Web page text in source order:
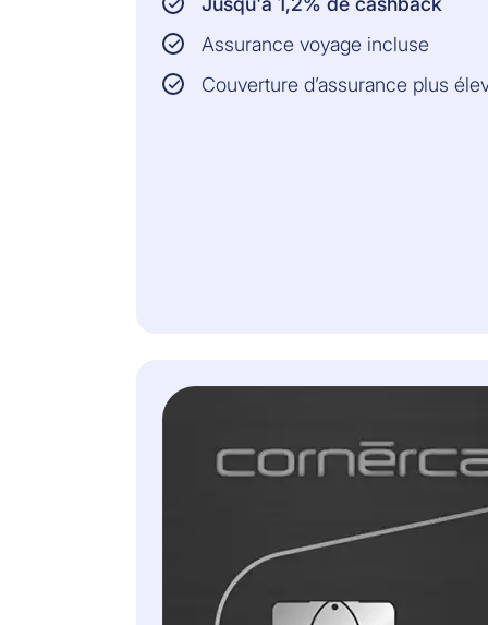
Assurance voyage incluse
Couverture d’assurance plus